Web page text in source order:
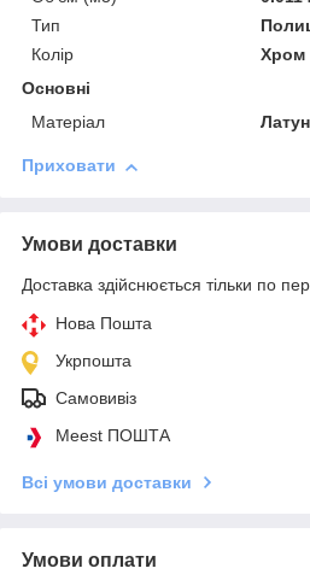
Тип
Колір
Хром
Основні
Матеріал
Приховати
Умови доставки
Доставка здійснюється тільки по
Нова Пошта
Укрпошта
Самовивіз
Meest ПОШТА
Всі умови доставки
Умови оплати